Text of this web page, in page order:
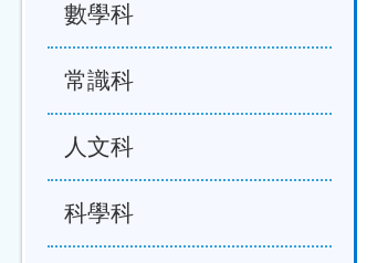
數學科
常識科
人文科
科學科